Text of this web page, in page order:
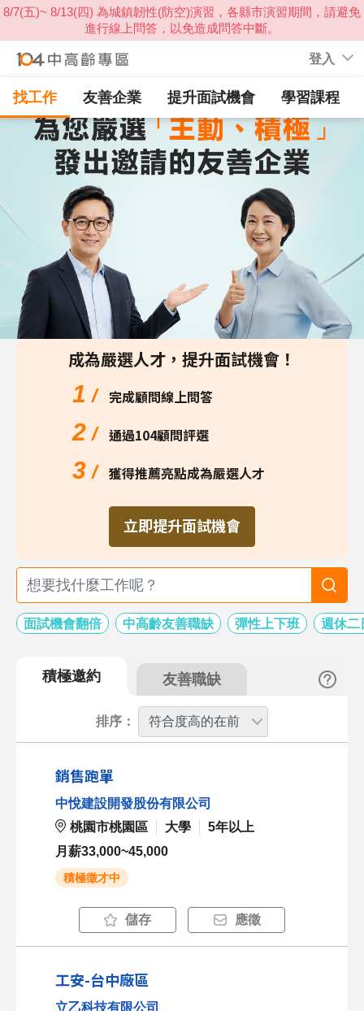
登入
找工作 友善企業 提升面試機會 學習課程
成為嚴選人才，提升面試機會！
1 / 完成顧問線上問答
2 / 通過104顧問評選
3 / 獲得推薦亮點成為嚴選人才
立即提升面試機會
面試機會翻倍 中高齡友善職缺 彈性上下班 週休二
積極邀約 友善職缺
排序：
銷售跑單
中悅建設開發股份有限公司
桃園市桃園區
大學
5年以上
月薪33,000~45,000
積極徵才中
儲存 應徵
工安-台中廠區
立乙科技有限公司